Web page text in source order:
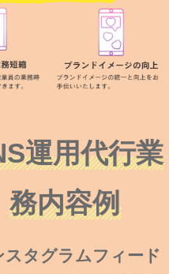
運用代行業
務内容例
スタグラムフィード